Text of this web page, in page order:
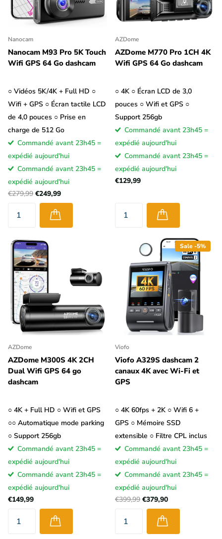
préférence à un endroit où elle ne gêne pas trop le conducteur
tout en enregistrant correctement la route. Derrière le
rétroviseur intérieur droit est souvent un bon emplacement.
tableau de bord, mais vous aurez alors souvent une vue moins
bonne. De plus, les enregistrements seront à l'envers, ce que
vous pouvez parfois corriger à l'aide d'un logiciel.
La plupart des gens achètent une dashcam avec un support
adhésif. Le support reste sur le pare-brise et la caméra
embarquée peut généralement être retirée facilement du
support. L'avantage d'une dashcam avec support adhésif est
qu'elle est souvent mieux fixée et qu'elle vibre moins. Certaines
dashcams sont (également) équipées d'un support à ventouse.
Ces dashcams sont un peu plus faciles à installer et à retirer,
mais ces caméras embarquées sont souvent un peu plus
sensibles aux vibrations et les ventouses perdent leur pouvoir
d'adhérence au fil du temps.
Il existe également des dashcams que vous placez sur le
rétroviseur intérieur existant de votre voiture. Il s'agit souvent de
dashcams rétroviseurs« Full Mirror » qui font également office
de rétroviseur intérieur numérique.
L'image de la caméra
camping-cars ou de camionnettes.
Nanocam
Nanocam M93 Pro 5K Touch
Wifi GPS 64 Go dashcam
○ Vidéos 5K/4K + Full HD ○
Wifi + GPS ○ Écran tactile LCD
de 4,0 pouces ○ Prise en
charge de 512 Go
Commandé avant 23h45 =
expédié aujourd'hui
Commandé avant 23h45 =
expédié aujourd'hui
€279,99 €249,99
AZDome
AZDome M770 Pro 1CH 4K
Wifi GPS 64 Go dashcam
○ 4K ○ Écran LCD de 3,0
pouces ○ Wifi et GPS ○
Support 256gb
Commandé avant 23h45 =
expédié aujourd'hui
Commandé avant 23h45 =
expédié aujourd'hui
€129,99
AZDome
AZDome M300S 4K 2CH
Dual Wifi GPS 64 go
dashcam
○ 4K + Full HD ○ Wifi et GPS
○○ Automatique mode parking
○ Support 256gb
Commandé avant 23h45 =
expédié aujourd'hui
Commandé avant 23h45 =
expédié aujourd'hui
€149,99
Sale -5%
Viofo
Viofo A329S dashcam 2
canaux 4K avec Wi-Fi et
GPS
○ 4K 60fps + 2K ○ Wifi 6 +
GPS ○ Mémoire SSD
extensible ○ Filtre CPL inclus
Commandé avant 23h45 =
expédié aujourd'hui
Commandé avant 23h45 =
expédié aujourd'hui
€399,99 €379,90